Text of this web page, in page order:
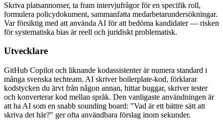
Skriva platsannonser, ta fram intervjufrågor för en specifik roll,
formulera policydokument, sammanfatta medarbetarundersökningar.
Var försiktig med att använda AI för att bedöma kandidater — risken
för systematiska bias är reell och juridiskt problematisk.
Utvecklare
GitHub Copilot och liknande kodassistenter är numera standard i
många svenska techteam. AI skriver boilerplate-kod, förklarar
kodstycken du ärvt från någon annan, hittar buggar, skriver tester
och konverterar kod mellan språk. Den vanligaste användningen är
att ha AI som en snabb sounding board: "Vad är ett bättre sätt att
skriva det här?" ger ofta användbara förslag inom sekunder.